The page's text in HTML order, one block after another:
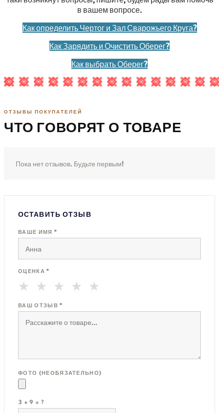
в вашем вопросе.
Как определить Чертог и Зал Сварожьего Круга?
Как Зарядить и Очистить Оберег?
Как выбрать Оберег?
ОТЗЫВЫ ПОКУПАТЕЛЕЙ
ЧТО ГОВОРЯТ О ТОВАРЕ
Пока нет отзывов. Будьте первым!
ОСТАВИТЬ ОТЗЫВ
ВАШЕ ИМЯ *
ОЦЕНКА *
★ ★ ★ ★ ★
ВАШ ОТЗЫВ *
ФОТО (НЕОБЯЗАТЕЛЬНО)
3 + 9 = ?